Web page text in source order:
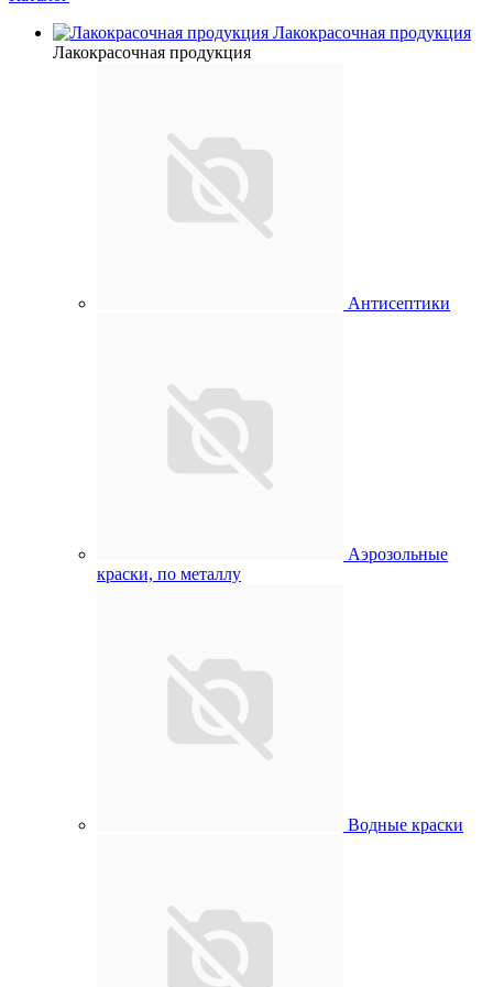
Лакокрасочная продукция
Лакокрасочная продукция
Антисептики
Аэрозольные
краски, по металлу
Водные краски